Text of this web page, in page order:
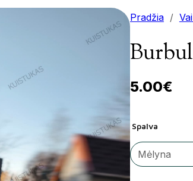
Pradžia /
5.00€
Spalva